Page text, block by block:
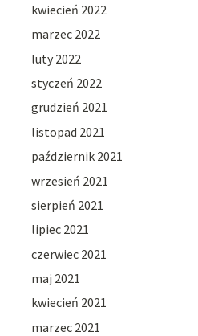
kwiecień 2022
marzec 2022
luty 2022
styczeń 2022
grudzień 2021
listopad 2021
październik 2021
wrzesień 2021
sierpień 2021
lipiec 2021
czerwiec 2021
maj 2021
kwiecień 2021
marzec 2021